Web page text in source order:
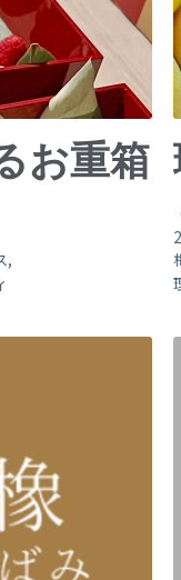
お重箱
,